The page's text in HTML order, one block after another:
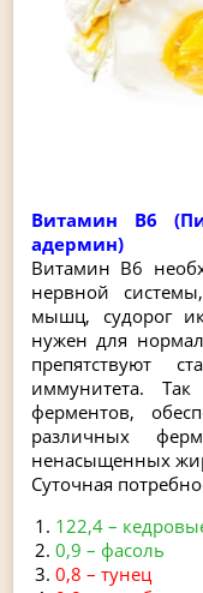
Витамин В6
адермин)
Витамин В6
нервной
мышц, судорог
нужен для
препятствуют
иммунитета.
ферментов,
различных
ненасыщенных
Суточная
122,4 –
0,9 – фасоль
0,8 – тунец